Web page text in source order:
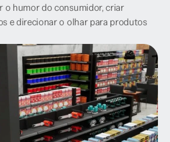
o humor do consumidor, criar
e direcionar o olhar para produtos